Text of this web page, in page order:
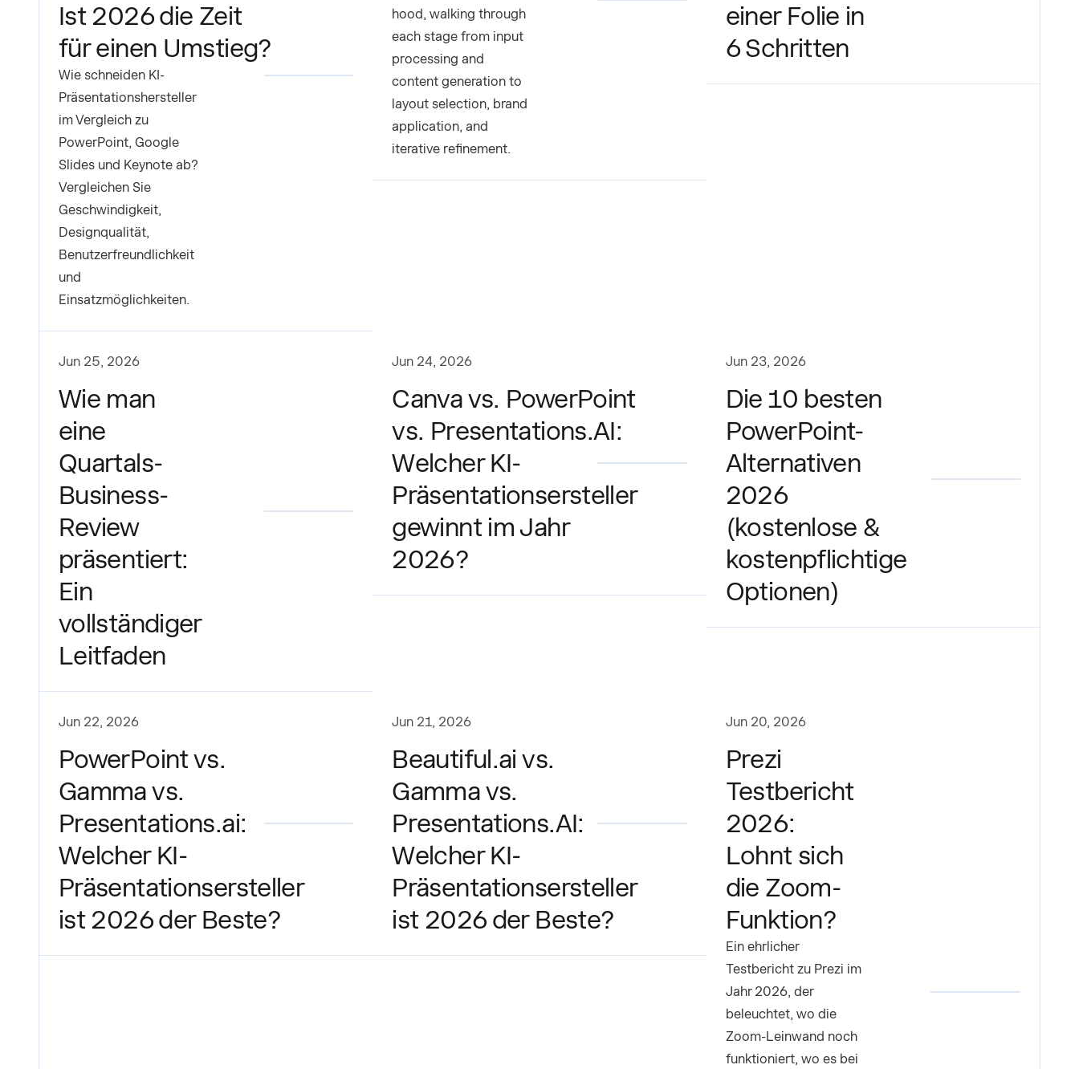
Ist 2026 die Zeit
für einen Umstieg?
Wie schneiden KI-
Präsentationshersteller
im Vergleich zu
PowerPoint, Google
Slides und Keynote ab?
Vergleichen Sie
Geschwindigkeit,
Designqualität,
Benutzerfreundlichkeit
und
Einsatzmöglichkeiten.
hood, walking through
each stage from input
processing and
content generation to
layout selection, brand
application, and
iterative refinement.
einer Folie in
6 Schritten
Jun 25, 2026
Wie man
eine
Quartals-
Business-
Review
präsentiert:
Ein
vollständiger
Leitfaden
Jun 24, 2026
Canva vs. PowerPoint
vs. Presentations.AI:
Welcher KI-
Präsentationsersteller
gewinnt im Jahr
2026?
Jun 23, 2026
Die 10 besten
PowerPoint-
Alternativen
2026
(kostenlose &
kostenpflichtige
Optionen)
Jun 22, 2026
PowerPoint vs.
Gamma vs.
Presentations.ai:
Welcher KI-
Präsentationsersteller
ist 2026 der Beste?
Jun 21, 2026
Beautiful.ai vs.
Gamma vs.
Presentations.AI:
Welcher KI-
Präsentationsersteller
ist 2026 der Beste?
Jun 20, 2026
Prezi
Testbericht
2026:
Lohnt sich
die Zoom-
Funktion?
Ein ehrlicher
Testbericht zu Prezi im
Jahr 2026, der
beleuchtet, wo die
Zoom-Leinwand noch
funktioniert, wo es bei